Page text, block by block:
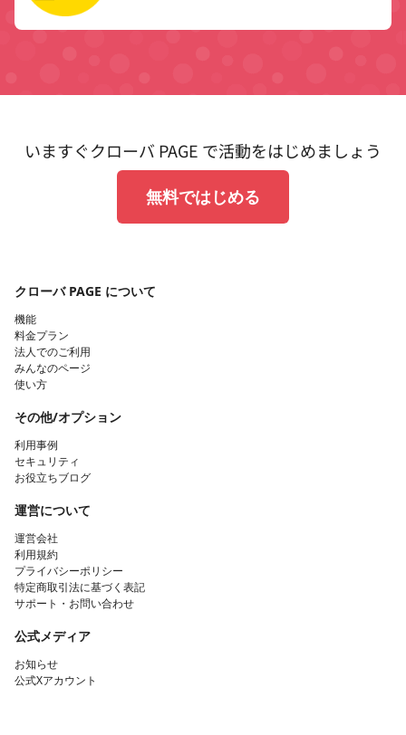
いますぐクローバ PAGE で活動をはじめましょう
無料ではじめる
クローバ PAGE について
機能
料金プラン
法人でのご利用
みんなのページ
使い方
その他/オプション
利用事例
セキュリティ
お役立ちブログ
運営について
運営会社
利用規約
プライバシーポリシー
特定商取引法に基づく表記
サポート・お問い合わせ
公式メディア
お知らせ
公式Xアカウント